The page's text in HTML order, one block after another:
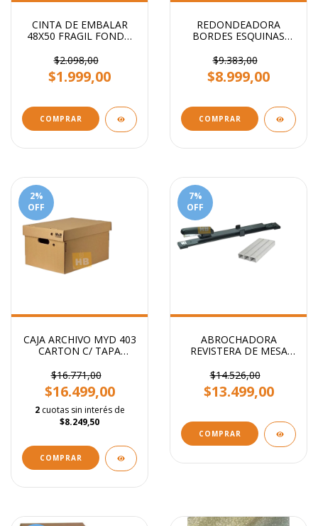
CINTA DE EMBALAR
48X50 FRAGIL FONDO
$2.098,00
$1.999,00
COMPRAR
REDONDEADORA
BORDES ESQUINAS
PRIMERA CALIDAD
$9.383,00
$8.999,00
COMPRAR
2%
OFF
CAJA ARCHIVO MYD 403
CARTON C/ TAPA
CM
$16.771,00
$16.499,00
2 cuotas sin interés de
$8.249,50
COMPRAR
7%
OFF
ABROCHADORA
REVISTERA DE MESA
$14.526,00
$13.499,00